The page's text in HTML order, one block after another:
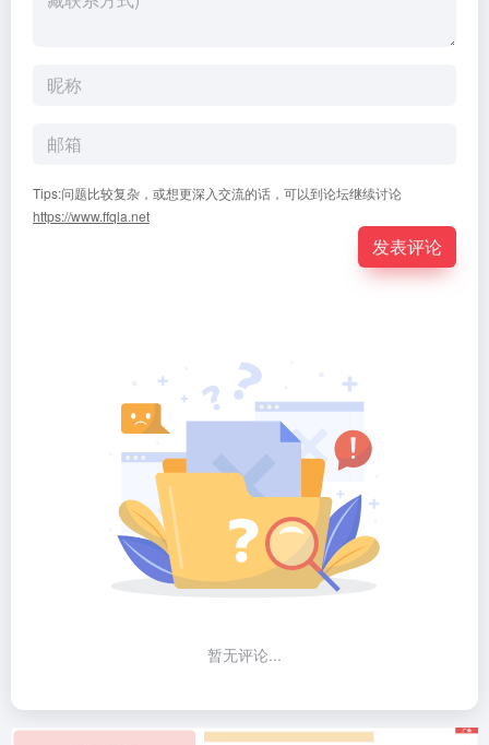
Tips:问题比较复杂，或想更深入交流的话，可以到论坛继续讨论
https://www.ffqla.net
发表评论
暂无评论...